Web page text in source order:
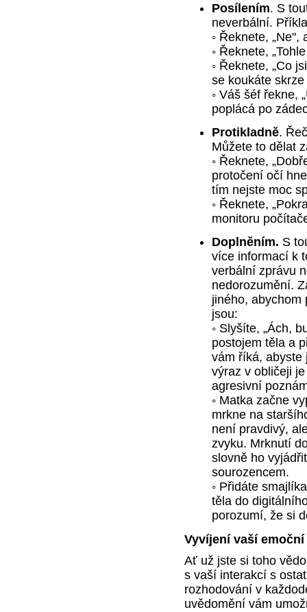
Posílením. S
neverbální.
◦ Řeknete,
◦ Řeknete,
◦ Řeknete, „Co
se koukáte
◦ Váš šéf řekne,
poplácá po
Protikladně.
Můžete to dělat
◦ Řeknete,
protočení očí
tím nejste moc
◦ Řeknete,
monitoru
Doplněním. S
více informací k
verbální zprávu
nedorozumění.
jiného, abychom
jsou:
◦ Slyšíte, „Ách,
postojem těla a
vám říká, abyste
výraz v obličeji
agresivní
◦ Matka začne
mrkne na
není pravdivý,
zvyku. Mrknutí
slovně ho
sourozencem.
◦ Přidáte
těla do
porozumí, že si
Vyvíjení vaší
Ať už jste si toho
s vaší interakcí s
rozhodování v
uvědomění vám